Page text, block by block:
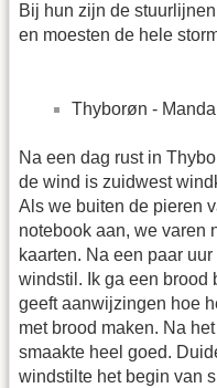
Bij hun zijn de
en moesten de hele
Thyborøn -
Na een dag rust in
de wind is zuidwest
Als we buiten de pieren
notebook aan, we varen
kaarten. Na een paar
windstil. Ik ga een brood
geeft aanwijzingen hoe
met brood maken. Na
smaakte heel goed.
windstilte het begin van